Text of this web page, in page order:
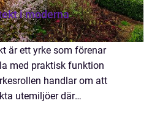
i moderna
är ett yrke som förenar
med praktisk funktion
handlar om att
utemiljöer där